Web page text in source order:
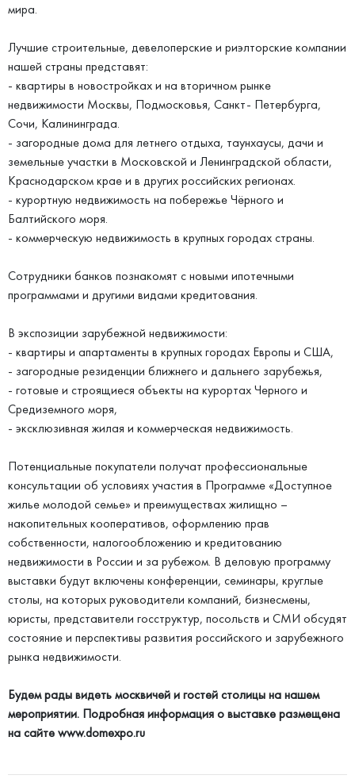
мира.
Лучшие строительные, девелоперские и риэлторские компании
нашей страны представят:
- квартиры в новостройках и на вторичном рынке
недвижимости Москвы, Подмосковья, Санкт- Петербурга,
Сочи, Калининграда.
- загородные дома для летнего отдыха, таунхаусы, дачи и
земельные участки в Московской и Ленинградской области,
Краснодарском крае и в других российских регионах.
- курортную недвижимость на побережье Чёрного и
Балтийского моря.
- коммерческую недвижимость в крупных городах страны.
Сотрудники банков познакомят с новыми ипотечными
программами и другими видами кредитования.
В экспозиции зарубежной недвижимости:
- квартиры и апартаменты в крупных городах Европы и США,
- загородные резиденции ближнего и дальнего зарубежья,
- готовые и строящиеся объекты на курортах Черного и
Средиземного моря,
- эксклюзивная жилая и коммерческая недвижимость.
Потенциальные покупатели получат профессиональные
консультации об условиях участия в Программе «Доступное
жилье молодой семье» и преимуществах жилищно –
накопительных кооперативов, оформлению прав
собственности, налогообложению и кредитованию
недвижимости в России и за рубежом. В деловую программу
выставки будут включены конференции, семинары, круглые
столы, на которых руководители компаний, бизнесмены,
юристы, представители госструктур, посольств и СМИ обсудят
состояние и перспективы развития российского и зарубежного
рынка недвижимости.
Будем рады видеть москвичей и гостей столицы на нашем
мероприятии. Подробная информация о выставке размещена
на сайте www.domexpo.ru